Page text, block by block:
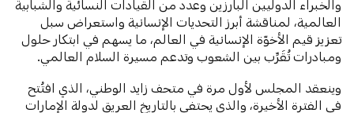
والخبراء الدوليين البارزين وعدد من القيادات النسائية والشبابية
العالمية، لمناقشة أبرز التحديات الإنسانية واستعراض سبل
تعزيز قيم الأخوّة الإنسانية في العالم، ما يسهم في ابتكار حلول
ومبادرات تُقَرِّب بين الشعوب وتدعم مسيرة السلام العالمي.
وينعقد المجلس لأول مرة في متحف زايد الوطني، الذي افتُتح
في الفترة الأخيرة، والذي يحتفي بالتاريخ العريق لدولة الإمارات